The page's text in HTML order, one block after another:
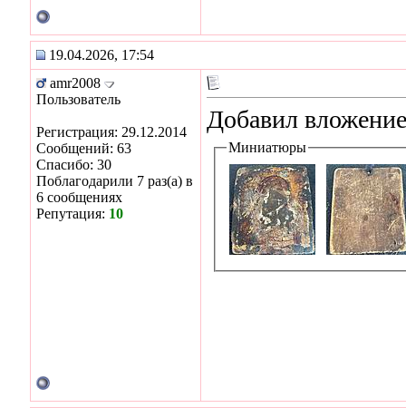
19.04.2026, 17:54
amr2008
Пользователь
Регистрация: 29.12.2014
Сообщений: 63
Спасибо: 30
Поблагодарили 7 раз(а) в
6 сообщениях
Репутация: 10
Добавил
Миниатюры